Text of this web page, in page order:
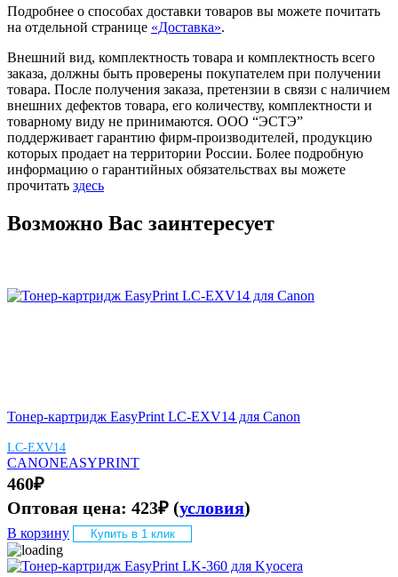
Подробнее о способах доставки товаров вы можете почитать
на отдельной странице «Доставка».
Внешний вид, комплектность товара и комплектность всего
заказа, должны быть проверены покупателем при получении
товара. После получения заказа, претензии в связи с наличием
внешних дефектов товара, его количеству, комплектности и
товарному виду не принимаются. ООО “ЭСТЭ”
поддерживает гарантию фирм-производителей, продукцию
которых продает на территории России. Более подробную
информацию о гарантийных обязательствах вы можете
прочитать здесь
Возможно Вас заинтересует
Тонер-картридж EasyPrint LC-EXV14 для Canon
LC-EXV14
CANONEASYPRINT
460₽
Оптовая цена: 423₽ (условия)
В корзину Купить в 1 клик